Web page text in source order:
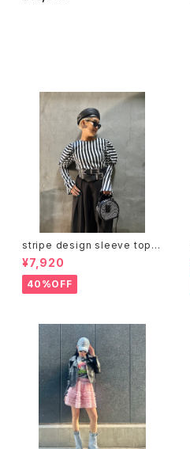
stripe design sleeve tops
トップス デザイントップス ストラ
イプ 白黒 バイカラー
¥7,920
40%OFF